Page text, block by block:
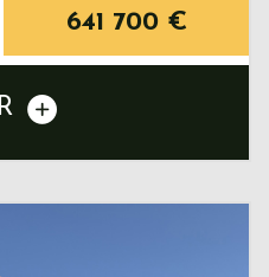
641 700 €